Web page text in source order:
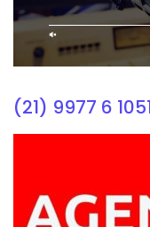
(21) 9977 6